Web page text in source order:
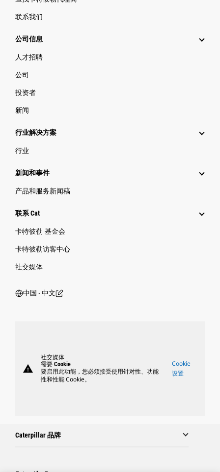
联系我们
公司信息
人才招聘
公司
投资者
新闻
行业解决方案
行业
新闻和事件
产品和服务新闻稿
联系 Cat
卡特彼勒 基金会
卡特彼勒访客中心
社交媒体
中国 ‧ 中文
warning
社交媒体
需要 Cookie
要启用此功能，您必须接受使用针对性、功能
性和性能 Cookie。
Cookie
设置
Caterpillar 品牌